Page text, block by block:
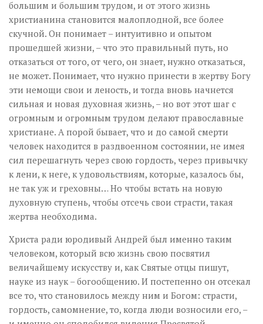
большим и большим трудом, и от этого жизнь
христианина становится малоплодной, все более
скучной. Он понимает – интуитивно и опытом
прошедшей жизни, – что это правильный путь, но
отказаться от того, от чего, он знает, нужно отказаться,
не может. Понимает, что нужно принести в жертву Богу
эти немощи свои и леность, и тогда вновь начнется
сильная и новая духовная жизнь, – но вот этот шаг с
огромным и огромным трудом делают православные
христиане. А порой бывает, что и до самой смерти
человек находится в раздвоенном состоянии, не имея
сил перешагнуть через свою гордость, через привычку
к лени, к неге, к удовольствиям, которые, казалось бы,
не так уж и греховны… Но чтобы встать на новую
духовную ступень, чтобы отсечь свои страсти, такая
жертва необходима.
Христа ради юродивый Андрей был именно таким
человеком, который всю жизнь свою посвятил
величайшему искусству и, как Святые отцы пишут,
науке из наук – богообщению. И постепенно он отсекал
все то, что становилось между ним и Богом: страсти,
гордость, самомнение, то, когда люди возносили его, –